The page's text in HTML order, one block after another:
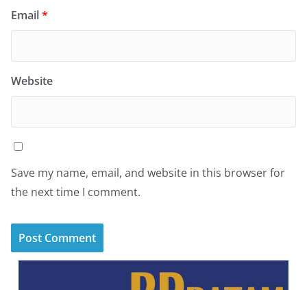
Email*
Website
Save my name, email, and website in this browser for
the next time I comment.